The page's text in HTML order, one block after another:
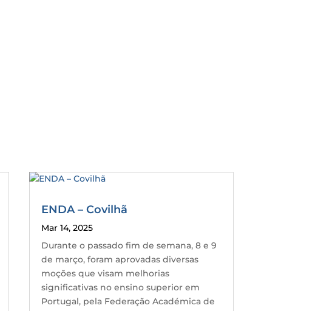
ENDA – Covilhã
Mar 14, 2025
Durante o passado fim de semana, 8 e 9
de março, foram aprovadas diversas
moções que visam melhorias
significativas no ensino superior em
Portugal, pela Federação Académica de